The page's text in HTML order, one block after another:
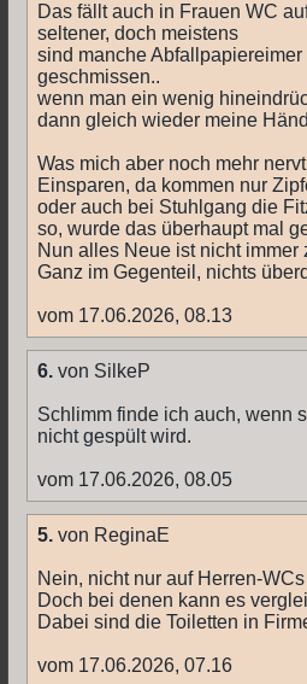
Das fällt auch in Frauen WC
seltener, doch meistens
sind manche
geschmissen..
wenn man ein wenig
dann gleich wieder meine
Was mich aber noch mehr
Einsparen, da kommen nur
oder auch bei Stuhlgang die
so, wurde das überhaupt mal
Nun alles Neue ist nicht immer
Ganz im Gegenteil, nichts
vom 17.06.2026, 08.13
6. von SilkeP
Schlimm finde ich auch, wenn
nicht gespült wird.
vom 17.06.2026, 08.05
5. von ReginaE
Nein, nicht nur auf Herren-
Doch bei denen kann es
Dabei sind die Toiletten in
vom 17.06.2026, 07.16